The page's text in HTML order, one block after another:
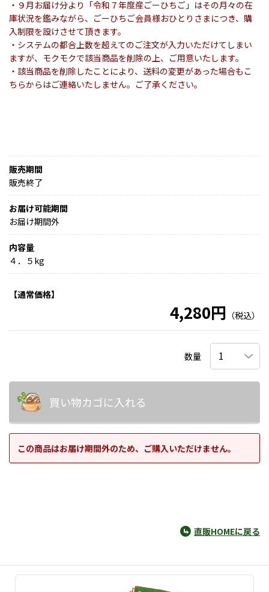
・９月お届け分より「令和７年度産ごーひちご」はその月々の在
庫状況を鑑みながら、ごーひちご会員様おひとりさまにつき、購
入制限を設けさせて頂きます。
・システムの都合上数を超えてのご注文が入力いただけてしまい
ますが、モクモクで該当商品を削除の上、ご用意いたします。
・該当商品を削除したことにより、送料の変更があった場合もこ
ちらからはご連絡いたしません。ご了承ください。
販売期間
販売終了
お届け可能期間
お届け期間外
内容量
４．５kg
【通常価格】
4,280円 （税込）
数量
買い物カゴに入れる
この商品はお届け期間外のため、ご購入いただけません。
直販HOMEに戻る